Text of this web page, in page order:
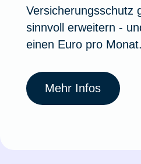
Versicherungsschutz
sinnvoll erweitern -
einen Euro pro Monat.
Mehr Infos